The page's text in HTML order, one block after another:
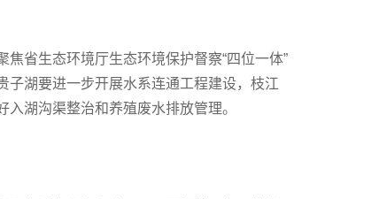
省生态环境厅生态环境保护督察“四位一体”
子湖要进一步开展水系连通工程建设，枝江
湖沟渠整治和养殖废水排放管理。